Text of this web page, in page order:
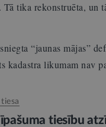
tika rekonstruēta,
“jaunas mājas”
kadastra likumam nav
tiesību